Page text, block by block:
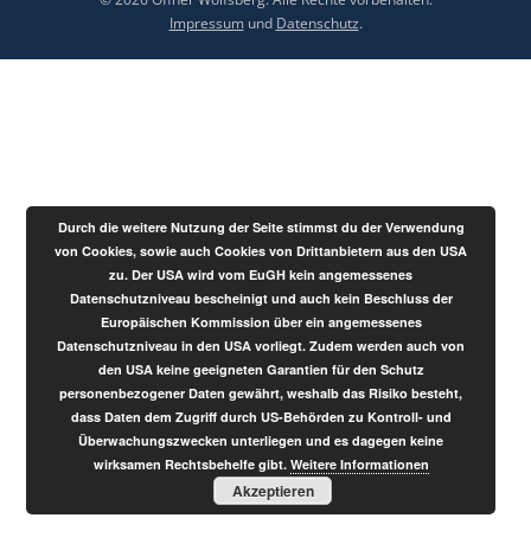
Impressumund Datenschutz.
Durch die weitere Nutzung der Seite stimmst du der Verwendung
von Cookies, sowie auch Cookies von Drittanbietern aus den USA
zu. Der USA wird vom EuGH kein angemessenes
Datenschutzniveau bescheinigt und auch kein Beschluss der
Europäischen Kommission über ein angemessenes
Datenschutzniveau in den USA vorliegt. Zudem werden auch von
den USA keine geeigneten Garantien für den Schutz
personenbezogener Daten gewährt, weshalb das Risiko besteht,
dass Daten dem Zugriff durch US-Behörden zu Kontroll- und
Überwachungszwecken unterliegen und es dagegen keine
wirksamen Rechtsbehelfe gibt. Weitere Informationen
Akzeptieren